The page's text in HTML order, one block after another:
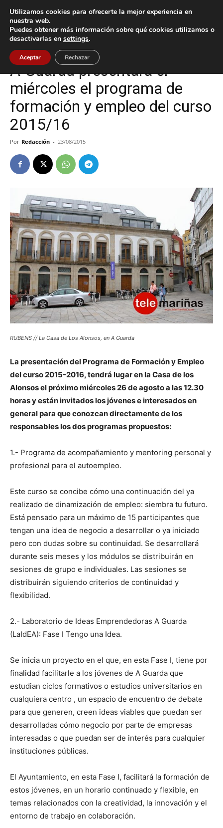
Inicio A Guarda
A Guarda
A Guarda presentará el
miércoles el programa de
formación y empleo del curso
2015/16
Por Redacción - 23/08/2015
RUBENS // La Casa de Los Alonsos, en A Guarda
La presentación del Programa de Formación y Empleo
del curso 2015-2016, tendrá lugar en la Casa de los
Alonsos el próximo miércoles 26 de agosto a las 12.30
horas y están invitados los jóvenes e interesados en
general para que conozcan directamente de los
responsables los dos programas propuestos:
1.- Programa de acompañamiento y mentoring personal y
profesional para el autoempleo.
Este curso se concibe cómo una continuación del ya
realizado de dinamización de empleo: siembra tu futuro.
Está pensado para un máximo de 15 participantes que
tengan una idea de negocio a desarrollar o ya iniciado
pero con dudas sobre su continuidad. Se desarrollará
durante seis meses y los módulos se distribuirán en
sesiones de grupo e individuales. Las sesiones se
distribuirán siguiendo criterios de continuidad y
flexibilidad.
2.- Laboratorio de Ideas Emprendedoras A Guarda
(LaIdEA): Fase I Tengo una Idea.
Se inicia un proyecto en el que, en esta Fase I, tiene por
finalidad facilitarle a los jóvenes de A Guarda que
estudian ciclos formativos o estudios universitarios en
cualquiera centro , un espacio de encuentro de debate
para que generen, creen ideas viables que puedan ser
desarrolladas cómo negocio por parte de empresas
interesadas o que puedan ser de interés para cualquier
instituciones públicas.
El Ayuntamiento, en esta Fase I, facilitará la formación de
estos jóvenes, en un horario continuado y flexible, en
temas relacionados con la creatividad, la innovación y el
entorno de trabajo en colaboración.
Utilizamos cookies para ofrecerte la mejor experiencia en
nuestra web.
Puedes obtener más información sobre qué cookies utilizamos o
desactivarlas en settings.
Aceptar Rechazar